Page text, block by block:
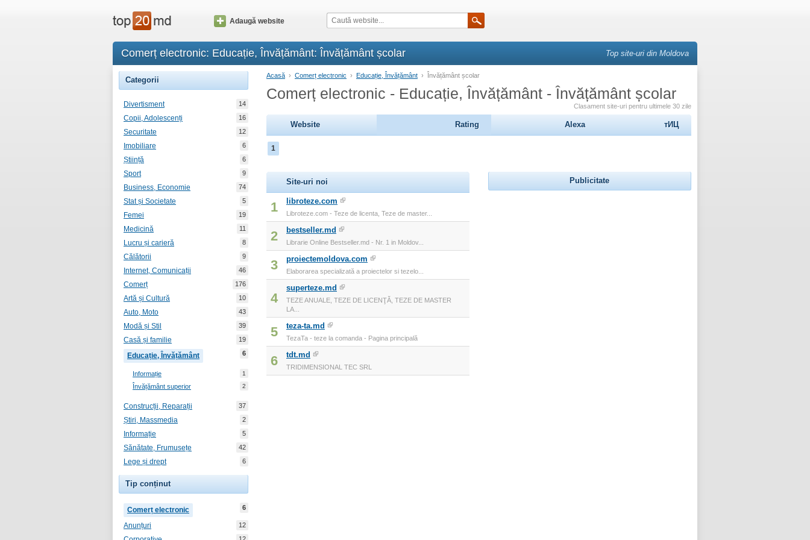
Adaugă website
Comerț electronic: Educație, Învățământ: Învățământ școlar Top site-uri din Moldova
Categorii
Divertisment 14
Copii, Adolescenți 16
Securitate 12
Imobiliare 6
Știință 6
Sport 9
Business, Economie 74
Stat și Societate 5
Femei 19
Medicină 11
Lucru și carieră 8
Călătorii 9
Internet, Comunicații 46
Comerț 176
Artă și Cultură 10
Auto, Moto 43
Modă și Stil 39
Casă și familie 19
Educație, Învățământ 6
Informație 1
Învățământ superior 2
Construcții, Reparații 37
Știri, Massmedia 2
Informație 5
Sănătate, Frumusețe 42
Lege și drept 6
Tip conținut
Comerț electronic 6
Anunțuri 12
Acasă › Comerț electronic › Educație, Învățământ › Învățământ școlar
Comerț electronic - Educație, Învățământ - Învățământ școlar
Clasament site-uri pentru ultimele 30 zile
Website Rating Alexa тИЦ
1
Site-uri noi
1 libroteze.com
Libroteze.com - Teze de licenta, Teze de master...
2 bestseller.md
Librarie Online Bestseller.md - Nr. 1 in Moldov...
3 proiectemoldova.com
Elaborarea specializată a proiectelor si tezelo...
4
superteze.md
TEZE ANUALE, TEZE DE LICENŢĂ, TEZE DE MASTER
LA...
5 teza-ta.md
TezaTa - teze la comanda - Pagina principală
6 tdt.md
TRIDIMENSIONAL TEC SRL
Publicitate